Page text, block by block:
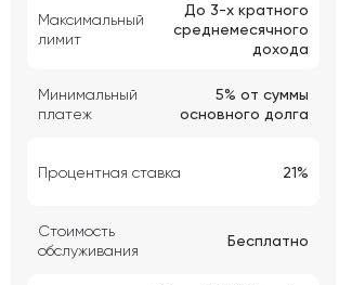
Максимальный
лимит
До 3-х кратного
среднемесячного
дохода
Минимальный
платеж
5% от суммы
основного долга
Процентная ставка 21%
Стоимость
обслуживания
Бесплатно